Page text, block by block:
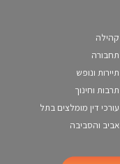
קהילה
תחבורה
תיירות ונופש
תרבות וחינוך
עורכי דין מומלצים בתל
אביב והסביבה